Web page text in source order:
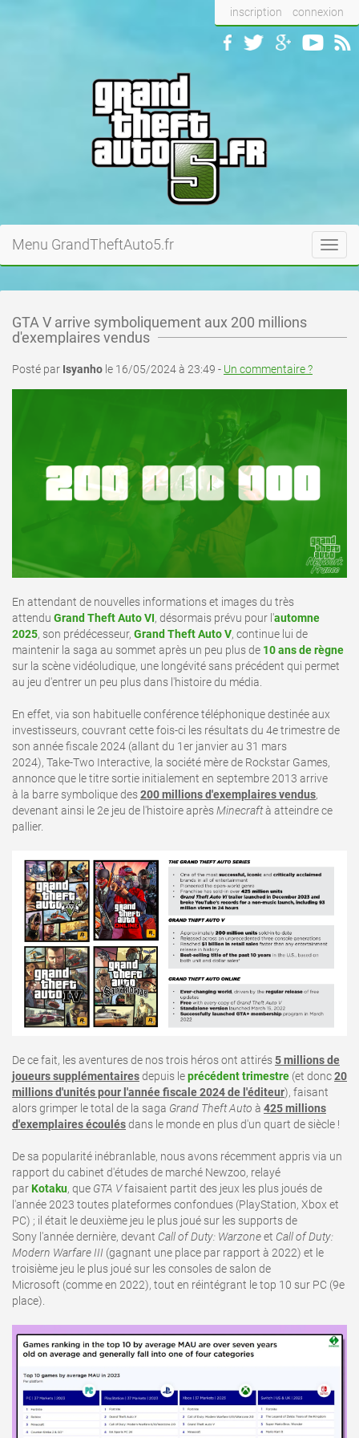
inscription connexion
Menu GrandTheftAuto5.fr
GTA V arrive symboliquement aux 200 millions
d'exemplaires vendus
Posté par Isyanho le 16/05/2024 à 23:49 - Un commentaire ?
En attendant de nouvelles informations et images du très
attendu Grand Theft Auto VI, désormais prévu pour l'automne
2025, son prédécesseur, Grand Theft Auto V, continue lui de
maintenir la saga au sommet après un peu plus de 10 ans de règne
sur la scène vidéoludique, une longévité sans précédent qui permet
au jeu d'entrer un peu plus dans l'histoire du média.
En effet, via son habituelle conférence téléphonique destinée aux
investisseurs, couvrant cette fois-ci les résultats du 4e trimestre de
son année fiscale 2024 (allant du 1er janvier au 31 mars
2024), Take-Two Interactive, la société mère de Rockstar Games,
annonce que le titre sortie initialement en septembre 2013 arrive
à la barre symbolique des200 millions d'exemplaires vendus,
devenant ainsi le 2e jeu de l'histoire aprèsMinecraftà atteindre ce
pallier.
De ce fait, les aventures de nos trois héros ont attirés5 millions de
joueurs supplémentairesdepuis leprécédent trimestre (et donc20
millions d'unités pour l'année fiscale 2024 de l'éditeur), faisant
alors grimper le total de la saga Grand Theft Auto à 425 millions
d'exemplaires écoulésdans le monde en plus d'un quart de siècle !
De sa popularité inébranlable, nous avons récemment appris via un
rapport du cabinet d'études de marché Newzoo, relayé
parKotaku, que GTA Vfaisaient partit des jeux les plus joués de
l'année 2023 toutes plateformes confondues (PlayStation, Xbox et
PC) ; il était le deuxième jeu le plus joué sur les supports de
Sony l'année dernière, devant Call of Duty: Warzoneet Call of Duty:
Modern Warfare III (gagnant une place par rapport à 2022) et le
troisième jeu le plus joué sur les consoles de salon de
Microsoft (comme en 2022), tout en réintégrant le top 10 sur PC (9e
place).